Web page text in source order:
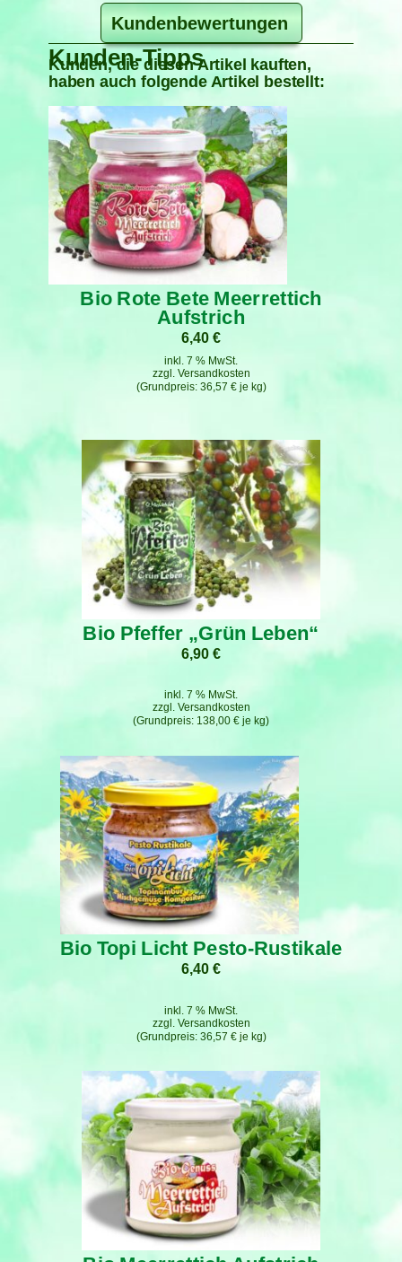
Kundenbewertungen
Kunden-Tipps
Kunden, die diesen Artikel kauften,
haben auch folgende Artikel bestellt:
Bio Rote Bete Meerrettich
Aufstrich
6,40 €
36,57 €je kg
inkl. 7 % MwSt.
zzgl. Versandkosten
Bio Pfeffer „Grün Leben“
6,90 €
138,00 € je kg
inkl. 7 % MwSt.
zzgl. Versandkosten
Bio Topi Licht Pesto-Rustikale
6,40 €
36,57 €je kg
inkl. 7 % MwSt.
zzgl. Versandkosten